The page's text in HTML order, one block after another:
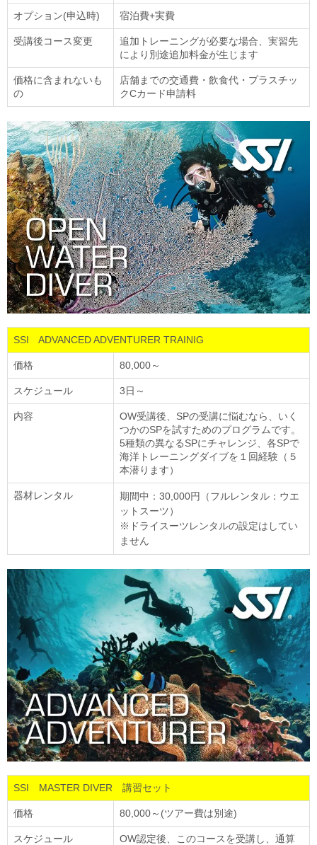
オプション(申込時) 宿泊費+実費
受講後コース変更
追加トレーニングが必要な場合、実習先
により別途追加料金が生じます
価格に含まれないも
の
店舗までの交通費・飲食代・プラスチッ
クCカード申請料
SSI ADVANCED ADVENTURER TRAINIG
価格 80,000～
スケジュール 3日～
内容
OW受講後、SPの受講に悩むなら、いく
つかのSPを試すためのプログラムです。
5種類の異なるSPにチャレンジ、各SPで
海洋トレーニングダイブを１回経験（５
本潜ります）
器材レンタル
期間中：30,000円（フルレンタル：ウエ
ットスーツ）
※ドライスーツレンタルの設定はしてい
ません
SSI MASTER DIVER 講習セット
価格 80,000～(ツアー費は別途)
スケジュール
OW認定後、このコースを受講し、通算